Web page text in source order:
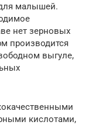
малышей.
нет зерновых
производится
выгуле,
кислотами,